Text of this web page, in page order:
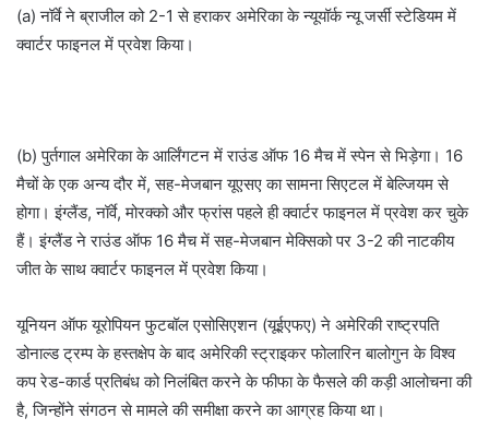
(a) नॉर्वे ने ब्राजील को 2-1 से हराकर अमेरिका के न्यूयॉर्क न्यू जर्सी स्टेडियम में
क्वार्टर फाइनल में प्रवेश किया।
(b) पुर्तगाल अमेरिका के आर्लिंगटन में राउंड ऑफ 16 मैच में स्पेन से भिड़ेगा। 16
मैचों के एक अन्य दौर में, सह-मेजबान यूएसए का सामना सिएटल में बेल्जियम से
होगा। इंग्लैंड, नॉर्वे, मोरक्को और फ्रांस पहले ही क्वार्टर फाइनल में प्रवेश कर चुके
हैं। इंग्लैंड ने राउंड ऑफ 16 मैच में सह-मेजबान मेक्सिको पर 3-2 की नाटकीय
जीत के साथ क्वार्टर फाइनल में प्रवेश किया।
यूनियन ऑफ यूरोपियन फुटबॉल एसोसिएशन (यूईएफए) ने अमेरिकी राष्ट्रपति
डोनाल्ड ट्रम्प के हस्तक्षेप के बाद अमेरिकी स्ट्राइकर फोलारिन बालोगुन के विश्व
कप रेड-कार्ड प्रतिबंध को निलंबित करने के फीफा के फैसले की कड़ी आलोचना की
है, जिन्होंने संगठन से मामले की समीक्षा करने का आग्रह किया था।